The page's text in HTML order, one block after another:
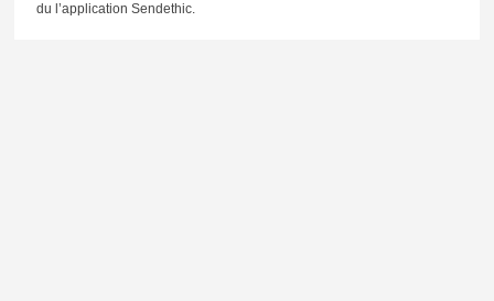
du l’application Sendethic.